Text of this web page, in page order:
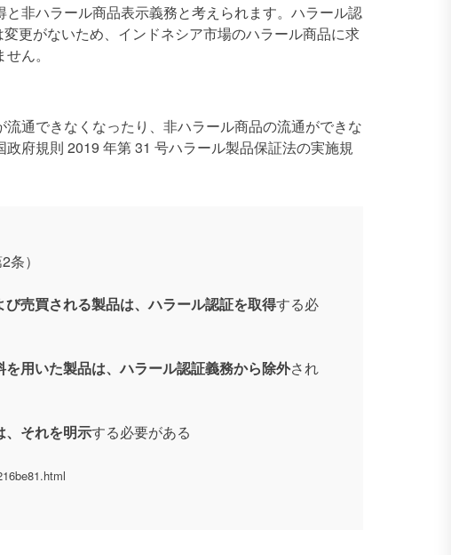
非ハラール商品表示義務と考えられます。ハラール認
更がないため、インドネシア市場のハラール商品に求
ん。
通できなくなったり、非ハラール商品の流通ができな
府規則 2019 年第 31 号ハラール製品保証法の実施規
）
売買される製品は、ハラール認証を取得する必
を用いた製品は、ハラール認証義務から除外され
、それを明示する必要がある